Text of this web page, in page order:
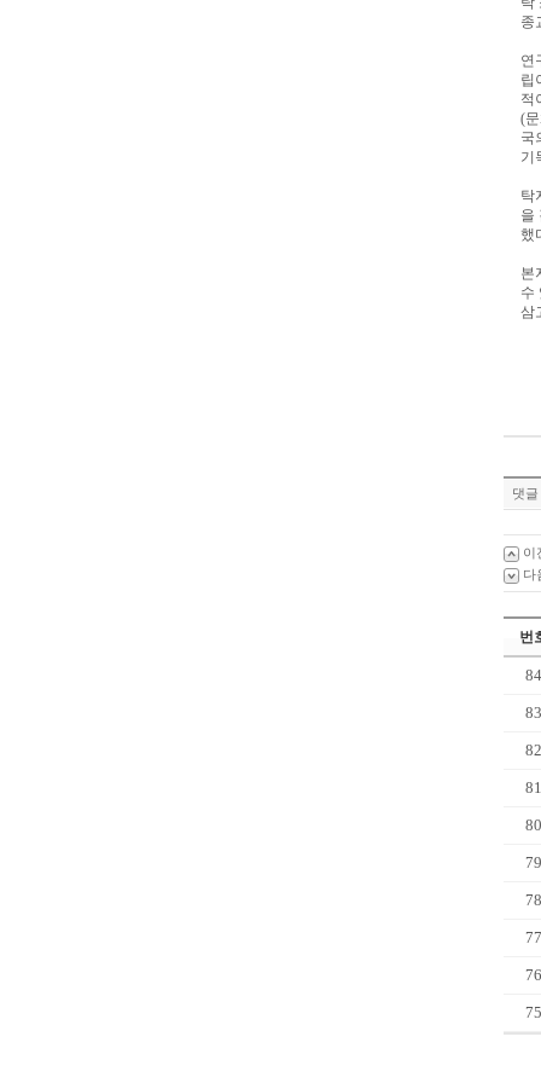
종
연
립
적
(
국
기
탁
을
했
본
수
삼
댓글
이
다
번
84
83
82
81
80
79
78
77
76
75